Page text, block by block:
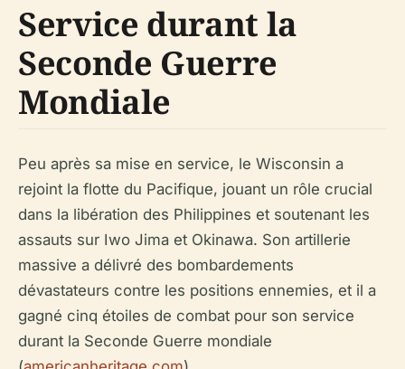
Service durant la
Seconde Guerre
Mondiale
Peu après sa mise en service, le Wisconsin a
rejoint la flotte du Pacifique, jouant un rôle crucial
dans la libération des Philippines et soutenant les
assauts sur Iwo Jima et Okinawa. Son artillerie
massive a délivré des bombardements
dévastateurs contre les positions ennemies, et il a
gagné cinq étoiles de combat pour son service
durant la Seconde Guerre mondiale